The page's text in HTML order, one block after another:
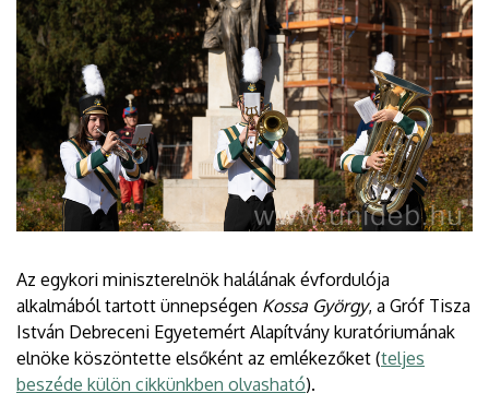
Az egykori miniszterelnök halálának évfordulója
alkalmából tartott ünnepségen Kossa György, a Gróf Tisza
István Debreceni Egyetemért Alapítvány kuratóriumának
elnöke köszöntette elsőként az emlékezőket (teljes
beszéde külön cikkünkben olvasható).